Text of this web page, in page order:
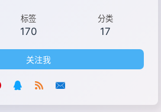
标签
170
分类
17
关注我